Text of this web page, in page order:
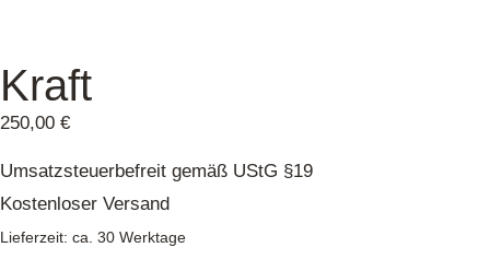
Kraft
250,00 €
Umsatzsteuerbefreit gemäß UStG §19
Kostenloser Versand
Lieferzeit: ca. 30 Werktage